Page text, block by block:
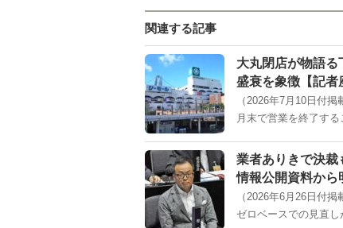
関連する記事
大丸閉店が物語
盛衰を象徴【記者
（2026年7月10日付
月末で営業を終了す
業者ありきで決
情報公開資料か
（2026年6月26日付
ゼロベースでの見直